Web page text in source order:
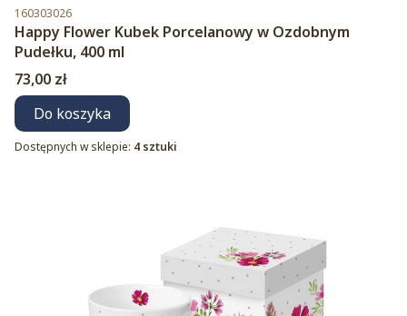
Kod produktu
160303026
Happy Flower Kubek Porcelanowy w Ozdobnym
Pudełku, 400 ml
Cena
73,00 zł
Do koszyka
Dostępnych w sklepie: 4 sztuki